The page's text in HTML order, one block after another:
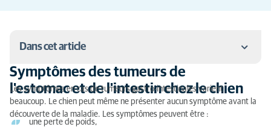
Dans cet article
Symptômes des tumeurs de l'estomac et de
l'intestin chez le chien
Diagnostic des tumeurs gastro-intestinales chez le
Symptômes des tumeurs de
l'estomac et de l'intestin chez le chien
Les symptômes en cas de tumeurs gastro-intestinales varient
beaucoup. Le chien peut même ne présenter aucun symptôme avant la
découverte de la maladie. Les symptômes peuvent être :
une perte de poids,